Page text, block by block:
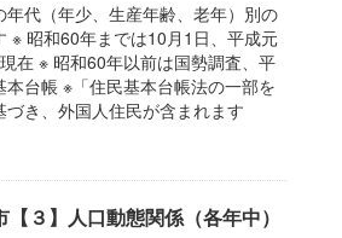
代（年少、生産年齢、老年）別の
※ 昭和60年までは10月1日、平成元
在 ※ 昭和60年以前は国勢調査、平
本台帳 ※「住民基本台帳法の一部を
き、外国人住民が含まれます
３】人口動態関係（各年中）